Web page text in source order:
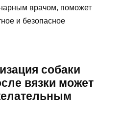
врачом, поможет
и безопасное
собаки
вязки может